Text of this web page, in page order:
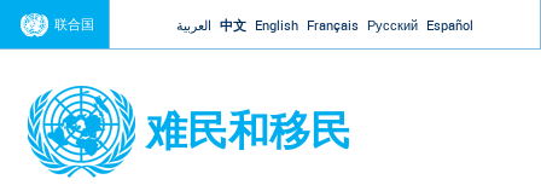
Jump to navigation
联合国 العربية 中文 English Français Русский Español
难民和移民